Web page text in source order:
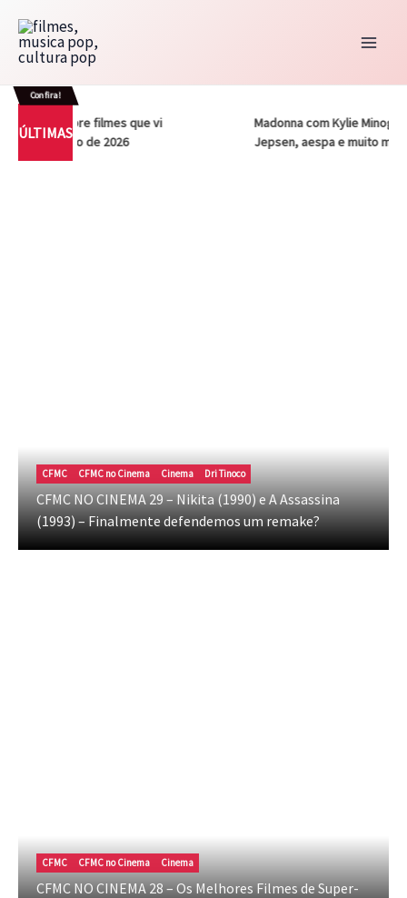
para
conteúdo
Confira!
ÚLTIMAS
Notas sobre filmes que vi
em julho de 2026
Madonna com Kylie Minogue,
Jepsen, aespa e muito mais
Blog do Marc – Notas sobre filmes que vi
pela primeira vez em julho de 2026
CFMC CFMC no Cinema Cinema Dri Tinoco
CFMC NO CINEMA 29 – Nikita (1990) e A Assassina
(1993) – Finalmente defendemos um remake?
CFMC CFMC no Cinema Cinema
CFMC NO CINEMA 28 – Os Melhores Filmes de Super-